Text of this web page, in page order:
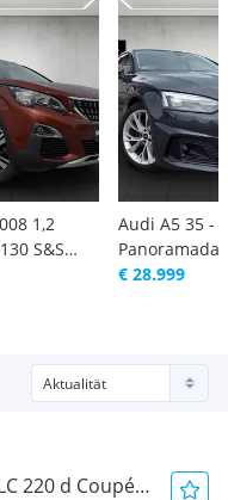
1,2
S&S
Audi A5 35 -
GARANTIE -
€ 28.999
220 d Coupé